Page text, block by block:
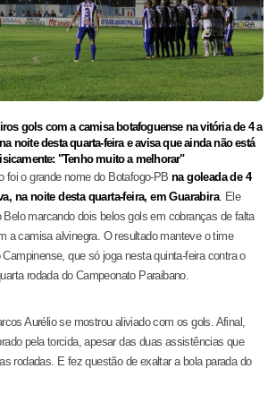
gols com a camisa botafoguense na vitória de 4 a
noite desta quarta-feira e avisa que ainda não está
"Tenho muito a melhorar"
foi o grande nome do Botafogo-PB na goleada de 4
na noite desta quarta-feira, em Guarabira. Ele
Belo marcando dois belos gols em cobranças de falta
a camisa alvinegra. O resultado manteve o time
que só joga nesta quinta-feira contra o
rodada do Campeonato Paraibano.
Aurélio se mostrou aliviado com os gols. Afinal,
pela torcida, apesar das duas assistências que
rodadas. E fez questão de exaltar a bola parada do